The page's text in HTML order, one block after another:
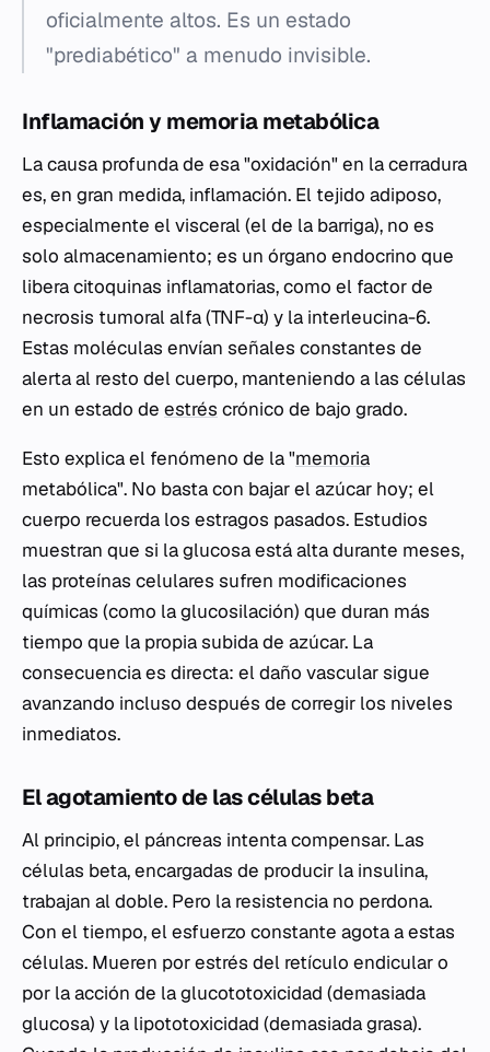
oficialmente altos. Es un estado
"prediabético" a menudo invisible.
Inflamación y memoria metabólica
La causa profunda de esa "oxidación" en la cerradura
es, en gran medida, inflamación. El tejido adiposo,
especialmente el visceral (el de la barriga), no es
solo almacenamiento; es un órgano endocrino que
libera citoquinas inflamatorias, como el factor de
necrosis tumoral alfa (TNF-α) y la interleucina-6.
Estas moléculas envían señales constantes de
alerta al resto del cuerpo, manteniendo a las células
en un estado de estrés crónico de bajo grado.
Esto explica el fenómeno de la "memoria
metabólica". No basta con bajar el azúcar hoy; el
cuerpo recuerda los estragos pasados. Estudios
muestran que si la glucosa está alta durante meses,
las proteínas celulares sufren modificaciones
químicas (como la glucosilación) que duran más
tiempo que la propia subida de azúcar. La
consecuencia es directa: el daño vascular sigue
avanzando incluso después de corregir los niveles
inmediatos.
El agotamiento de las células beta
Al principio, el páncreas intenta compensar. Las
células beta, encargadas de producir la insulina,
trabajan al doble. Pero la resistencia no perdona.
Con el tiempo, el esfuerzo constante agota a estas
células. Mueren por estrés del retículo endicular o
por la acción de la glucototoxicidad (demasiada
glucosa) y la lipototoxicidad (demasiada grasa).